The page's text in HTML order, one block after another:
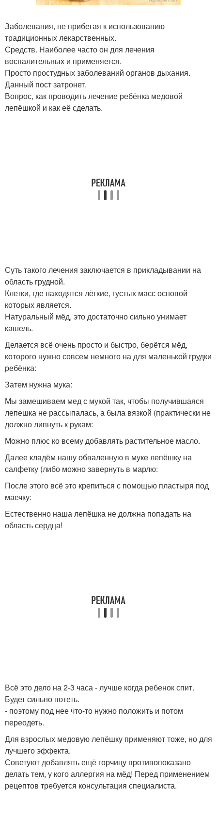
Заболевания, не прибегая к использованию
традиционных лекарственных.
Средств. Наиболее часто он для лечения
воспалительных и применяется.
Просто простудных заболеваний органов дыхания.
Данный пост затронет.
Вопрос, как проводить лечение ребёнка медовой
лепёшкой и как её сделать.
Суть такого лечения заключается в прикладывании на
область грудной.
Клетки, где находятся лёгкие, густых масс основой
которых является.
Натуральный мёд, это достаточно сильно унимает
кашель.
Делается всё очень просто и быстро, берётся мёд,
которого нужно совсем немного на для маленькой грудки
ребёнка:
Затем нужна мука:
Мы замешиваем мед с мукой так, чтобы получившаяся
лепешка не рассыпалась, а была вязкой (практически не
должно липнуть к рукам:
Можно плюс ко всему добавлять растительное масло.
Далее кладём нашу обваленную в муке лепёшку на
салфетку (либо можно завернуть в марлю:
После этого всё это крепиться с помощью пластыря под
маечку:
Естественно наша лепёшка не должна попадать на
область сердца!
Всё это дело на 2-3 часа - лучше когда ребенок спит.
Будет сильно потеть.
- поэтому под нее что-то нужно положить и потом
переодеть.
Для взрослых медовую лепёшку применяют тоже, но для
лучшего эффекта.
Советуют добавлять ещё горчицу противопоказано
делать тем, у кого аллергия на мёд! Перед применением
рецептов требуется консультация специалиста.